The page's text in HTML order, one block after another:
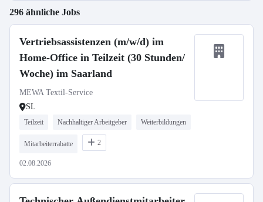
296 ähnliche Jobs
Vertriebsassistenzen (m/w/d) im
Home-Office in Teilzeit (30 Stunden/
Woche) im Saarland
MEWA Textil-Service
SL
Teilzeit Nachhaltiger Arbeitgeber Weiterbildungen
Mitarbeiterrabatte 2
02.08.2026